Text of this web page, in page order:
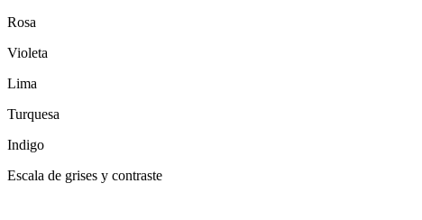
Rosa
Violeta
Lima
Turquesa
Indigo
Escala de grises y contraste